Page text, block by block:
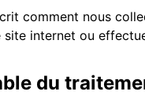
comment nous
internet ou
du